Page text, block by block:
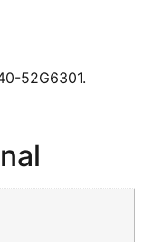
52G6301.